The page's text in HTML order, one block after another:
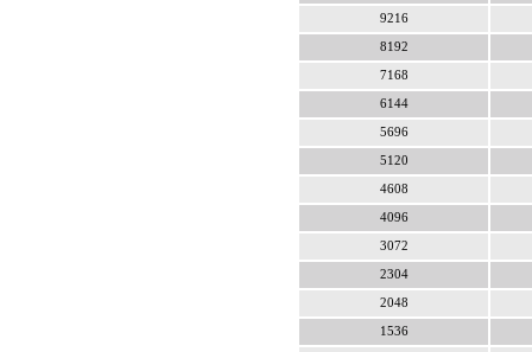
9216
8192
7168
6144
5696
5120
4608
4096
3072
2304
2048
1536